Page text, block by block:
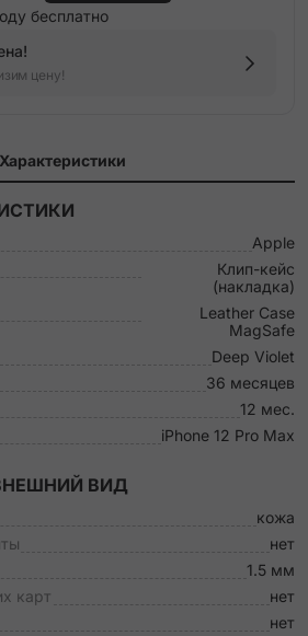
бесплатно
цену!
Характеристики
Apple
Клип-кейс
(накладка)
Leather Case
MagSafe
Deep Violet
36 месяцев
12 мес.
iPhone 12 Pro Max
ВИД
кожа
нет
1.5 мм
карт
нет
нет